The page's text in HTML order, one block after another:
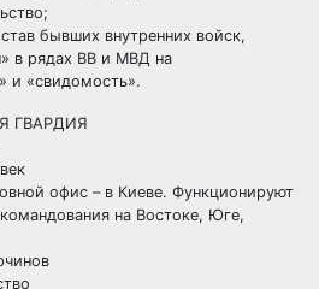
бывших внутренних войск,
в рядах ВВ и МВД на
и «свидомость».
ГВАРДИЯ
офис – в Киеве. Функционируют
на Востоке, Юге,